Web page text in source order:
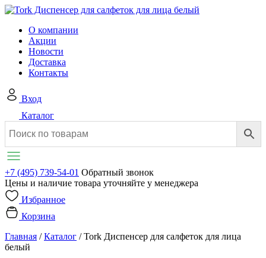
О компании
Акции
Новости
Доставка
Контакты
Вход
Каталог
+7 (495) 739-54-01 Обратный звонок
Цены и наличие товара уточняйте у менеджера
Избранное
Корзина
Главная /Каталог /Tork Диспенсер для салфеток для лица
белый